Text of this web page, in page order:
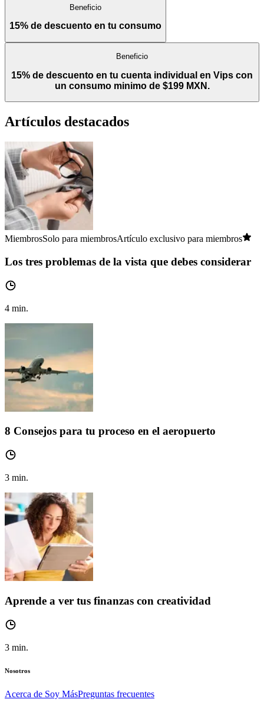
Beneficio
15% de descuento en tu consumo
Beneficio
15% de descuento en tu cuenta individual en Vips con
un consumo minimo de $199 MXN.
Artículos destacados
MiembrosSolo para miembrosArtículo exclusivo para miembros
Los tres problemas de la vista que debes considerar
4 min.
8 Consejos para tu proceso en el aeropuerto
3 min.
Aprende a ver tus finanzas con creatividad
3 min.
Nosotros
Acerca de Soy MásPreguntas frecuentes